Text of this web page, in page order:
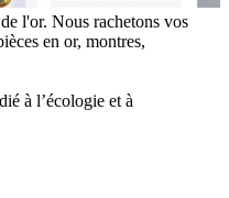
l'or. Nous rachetons vos
en or, montres,
à l’écologie et à